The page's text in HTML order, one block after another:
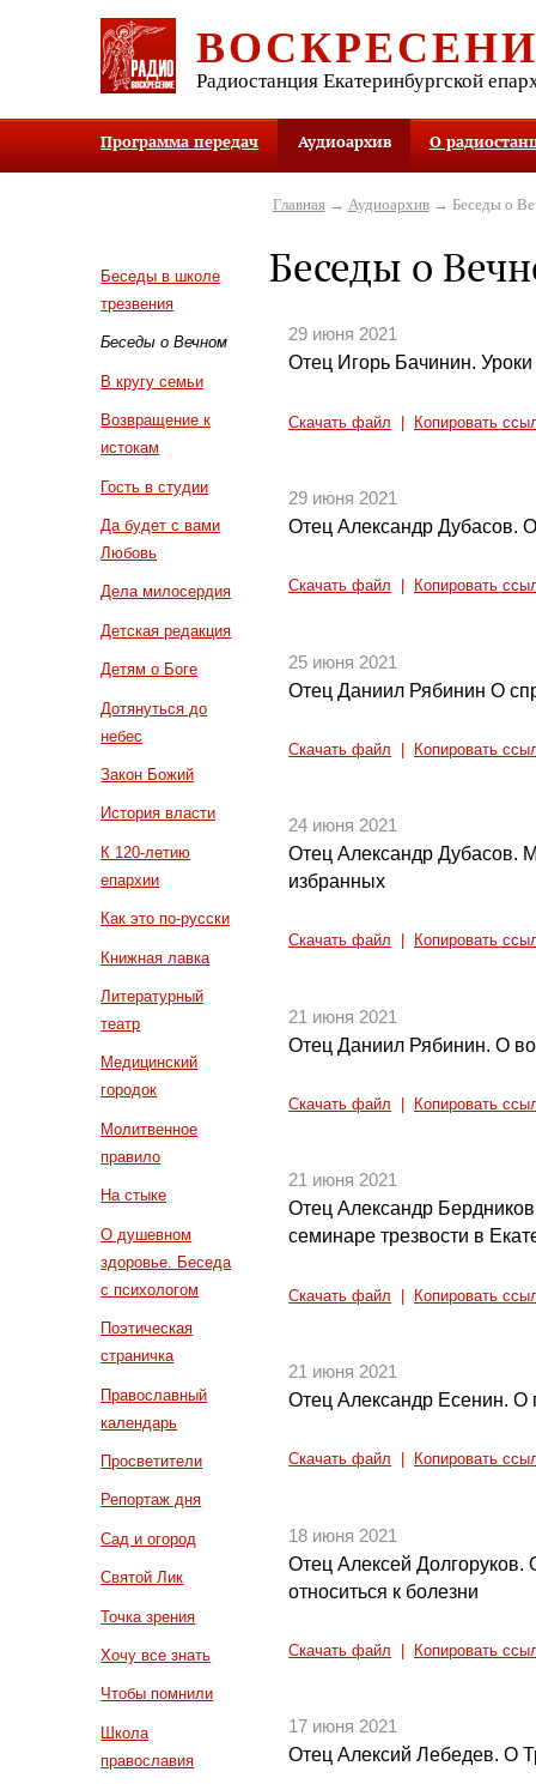
Радиостанция Екатеринбургской
Программа передач Аудиоархив О
Беседы в школе
трезвения
Беседы о Вечном
В кругу семьи
Возвращение к
истокам
Гость в студии
Да будет с вами
Любовь
Дела милосердия
Детская редакция
Детям о Боге
Дотянуться до
небес
Закон Божий
История власти
К 120-летию
епархии
Как это по-русски
Книжная лавка
Литературный
театр
Медицинский
городок
Молитвенное
правило
На стыке
О душевном
здоровье. Беседа
с психологом
Поэтическая
страничка
Православный
календарь
Просветители
Репортаж дня
Сад и огород
Святой Лик
Точка зрения
Хочу все знать
Чтобы помнили
Школа
православия
Главная→ Аудиоархив→ Беседы о
Беседы о
29 июня 2021
Отец Игорь Бачинин. Уроки
Скачать файл Копировать
29 июня 2021
Отец Александр Дубасов.
Скачать файл Копировать
25 июня 2021
Отец Даниил Рябинин О
Скачать файл Копировать
24 июня 2021
Отец Александр Дубасов.
избранных
Скачать файл Копировать
21 июня 2021
Отец Даниил Рябинин. О
Скачать файл Копировать
21 июня 2021
Отец Александр
семинаре трезвости в
Скачать файл Копировать
21 июня 2021
Отец Александр Есенин. О
Скачать файл Копировать
18 июня 2021
Отец Алексей Долгоруков.
относиться к болезни
Скачать файл Копировать
17 июня 2021
Отец Алексий Лебедев. О